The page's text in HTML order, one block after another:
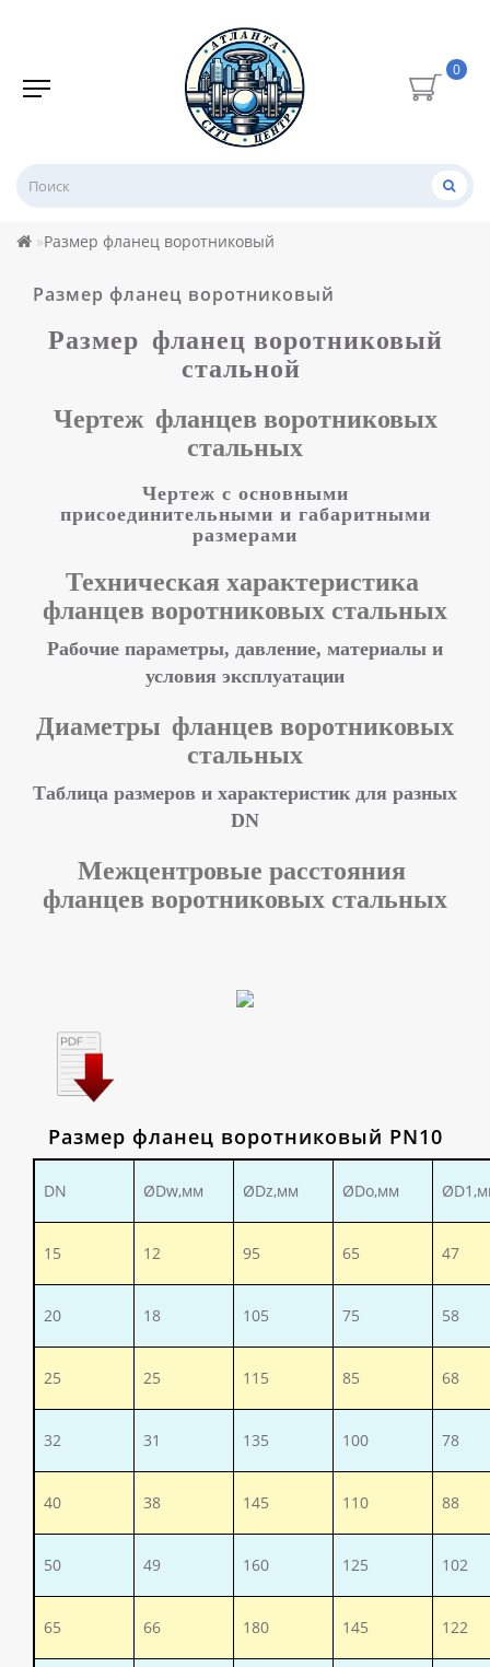
0
Размер фланец воротниковый
Размер фланец воротниковый
Размер фланец воротниковый
стальной
Чертеж фланцев воротниковых
стальных
Чертеж с основными
присоединительными и габаритными
размерами
Техническая характеристика
фланцев воротниковых стальных
Рабочие параметры, давление, материалы и
условия эксплуатации
Диаметры фланцев воротниковых
стальных
Таблица размеров и характеристик для разных
DN
Межцентровые расстояния
фланцев воротниковых стальных
Размер фланец воротниковый PN10
DN ØDw,мм ØDz,мм ØDo,мм
15 12 95 65 47
20 18 105 75 58
25 25 115 85 68
32 31 135 100 78
40 38 145 110 88
50 49 160 125 102
65 66 180 145 122